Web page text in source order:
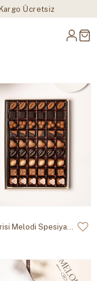
Ücretsiz
1957 Serisi Melodi Spesiyal Çikolata 530g